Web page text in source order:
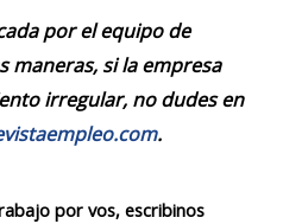
por el equipo de
maneras, si la empresa
irregular, no dudes en
.
por vos, escribinos